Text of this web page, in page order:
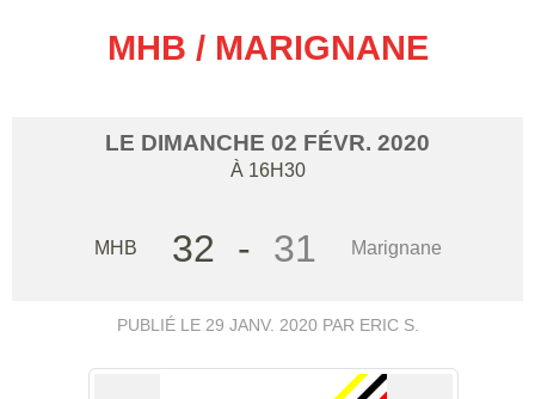
MHB / MARIGNANE
LE DIMANCHE 02 FÉVR. 2020
À 16H30
MHB 32 - 31 Marignane
PUBLIÉ LE 29 JANV. 2020 PAR ERIC S.